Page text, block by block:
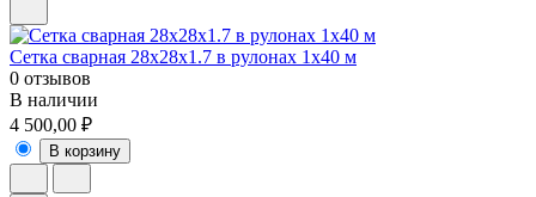
Сетка сварная 28х28х1.7 в рулонах 1х40 м
0 отзывов
В наличии
4 500,00 ₽
В корзину